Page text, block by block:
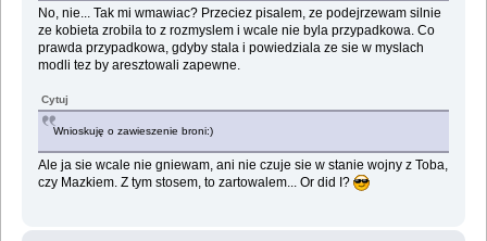
No, nie... Tak mi wmawiac? Przeciez pisalem, ze podejrzewam silnie
ze kobieta zrobila to z rozmyslem i wcale nie byla przypadkowa. Co
prawda przypadkowa, gdyby stala i powiedziala ze sie w myslach
modli tez by aresztowali zapewne.
Cytuj
Wnioskuję o zawieszenie broni:)
Ale ja sie wcale nie gniewam, ani nie czuje sie w stanie wojny z Toba,
czy Mazkiem. Z tym stosem, to zartowalem... Or did I?